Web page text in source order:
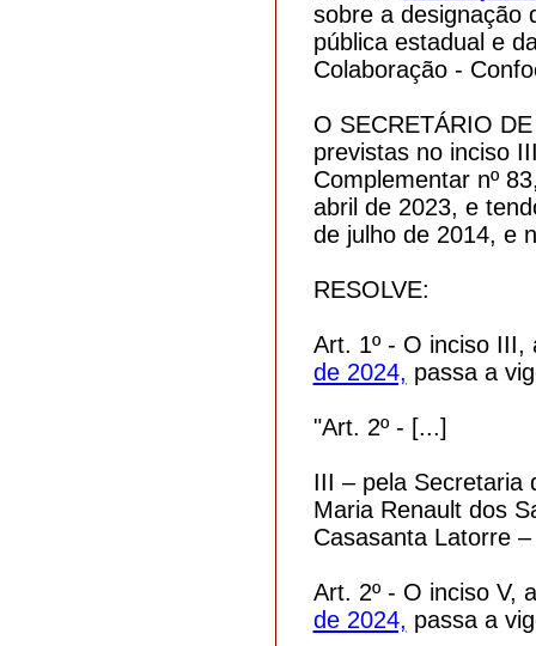
sobre a designação
pública estadual e
Colaboração -
O SECRETÁRIO
previstas no inciso
Complementar nº
abril de 2023, e
de julho de 2014, e
RESOLVE:
Art. 1º - O inciso III,
de 2024, passa a
"Art. 2º - [...]
III – pela Secretaria
Maria Renault dos
Casasanta Latorre
Art. 2º - O inciso V,
de 2024, passa a